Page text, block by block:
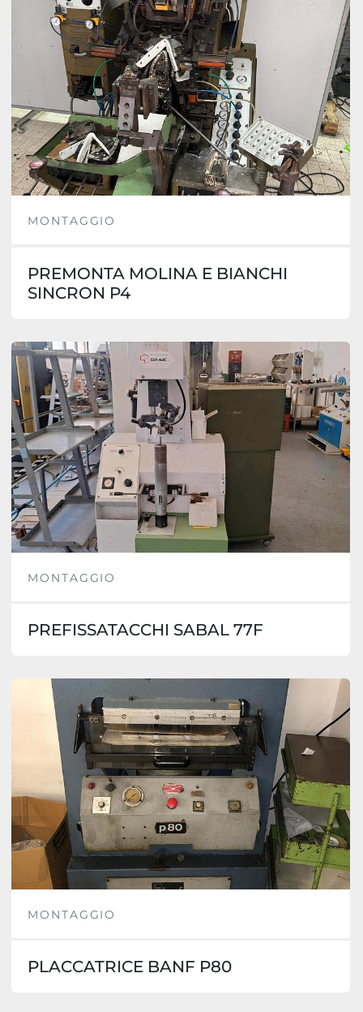
MONTAGGIO
PREMONTA MOLINA E BIANCHI
SINCRON P4
MONTAGGIO
PREFISSATACCHI SABAL 77F
MONTAGGIO
PLACCATRICE BANF P80